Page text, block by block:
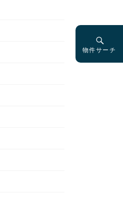
物件サーチ